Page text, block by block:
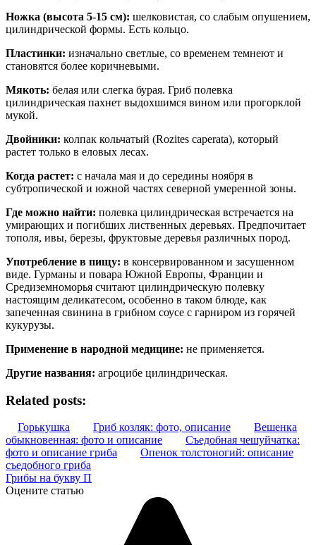
Ножка (высота 5-15 см): шелковистая, со слабым опушением,
цилиндрической формы. Есть кольцо.
Пластинки: изначально светлые, со временем темнеют и
становятся более коричневыми.
Мякоть: белая или слегка бурая. Гриб полевка
цилиндрическая пахнет выдохшимся вином или прогорклой
мукой.
Двойники: колпак кольчатый (Rozites caperata), который
растет только в еловых лесах.
Когда растет: с начала мая и до середины ноября в
субтропической и южной частях северной умеренной зоны.
Где можно найти: полевка цилиндрическая встречается на
умирающих и погибших лиственных деревьях. Предпочитает
тополя, ивы, березы, фруктовые деревья различных пород.
Употребление в пищу: в консервированном и засушенном
виде. Гурманы и повара Южной Европы, Франции и
Средиземноморья считают цилиндрическую полевку
настоящим деликатесом, особенно в таком блюде, как
запеченная свинина в грибном соусе с гарниром из горячей
кукурузы.
Применение в народной медицине: не применяется.
Другие названия: агроцибе цилиндрическая.
Related posts:
Горькушка Гриб козляк: фото, описание
Вешенка
обыкновенная: фото и описание
Съедобная чешуйчатка:
фото и описание гриба
Опенок толстоногий: описание
съедобного гриба
Грибы на букву П
Оцените статью